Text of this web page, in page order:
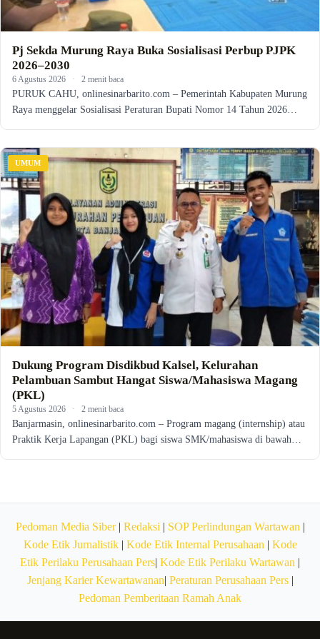
Pj Sekda Murung Raya Buka Sosialisasi Perbup PJPK
2026–2030
6 Agustus 2026 · 2 menit baca
PURUK CAHU, onlinesinarbarito.com – Pemerintah Kabupaten Murung
Raya menggelar Sosialisasi Peraturan Bupati Nomor 14 Tahun 2026…
UMUM
Dukung Program Disdikbud Kalsel, Kelurahan
Pelambuan Sambut Hangat Siswa/Mahasiswa Magang
(PKL)
5 Agustus 2026 · 2 menit baca
Banjarmasin, onlinesinarbarito.com – Program magang (internship) atau
Praktik Kerja Lapangan (PKL) bagi siswa SMK/mahasiswa di bawah…
Pedoman Media Siber| Redaksi | SOP Perlindungan Wartawan |
Kode Etik Jurnalistik| Kode Etik Internal Perusahaan | Kode
Etik Perilaku Perusahaan Pers| Kode Etik Perilaku Wartawan |
Jenjang Karier Kewartawanan| Peraturan Perusahaan Pers|
Pedoman Pemberitaan Ramah Anak